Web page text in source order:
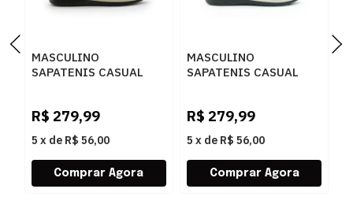
MASCULINO
SAPATENIS CASUAL
R$ 279,99
5 x de R$ 56,00
MASCULINO
SAPATENIS CASUAL
R$ 279,99
5 x de R$ 56,00